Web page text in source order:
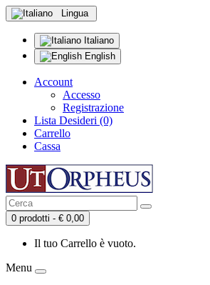
Lingua
Italiano
English
Account
Accesso
Registrazione
Lista Desideri (0)
Carrello
Cassa
0 prodotti - € 0,00
Il tuo Carrello è vuoto.
Menu